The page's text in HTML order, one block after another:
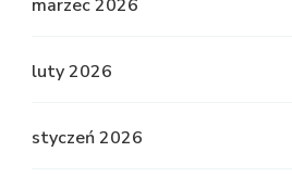
marzec 2026
luty 2026
styczeń 2026